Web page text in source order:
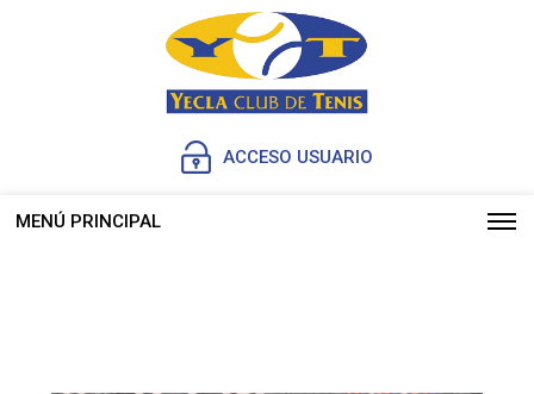
ACCESO USUARIO
MENÚ PRINCIPAL